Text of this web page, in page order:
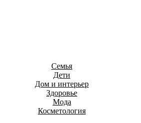
Семья
Дети
Дом и интерьер
Здоровье
Мода
Косметология